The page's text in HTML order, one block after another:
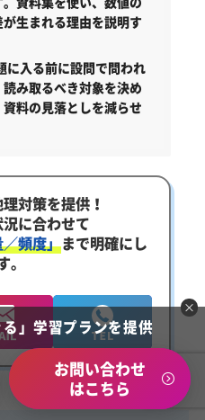
生まれる理由を説明す
入る前に設問で問われ
み取るべき対象を決め
料の見落としを減らせ
対策を提供！
に合わせて
頻度」まで明確にし
。
る」学習プランを提供
お問い合わせ
はこちら